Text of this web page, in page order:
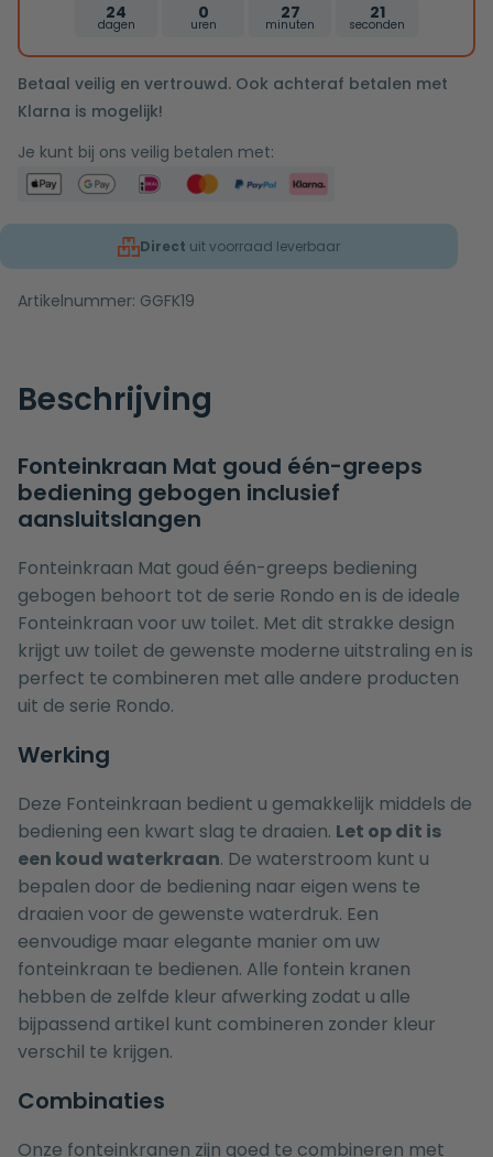
24
dagen
0
uren
27
minuten
21
seconden
Betaal veilig en vertrouwd. Ook achteraf betalen met
Klarna is mogelijk!
Je kunt bij ons veilig betalen met:
Direct uit voorraad leverbaar
Artikelnummer: GGFK19
Beschrijving
Fonteinkraan Mat goud één-greeps
bediening gebogen inclusief
aansluitslangen
Fonteinkraan Mat goud één-greeps bediening
gebogen behoort tot de serie Rondo en is de ideale
Fonteinkraan voor uw toilet. Met dit strakke design
krijgt uw toilet de gewenste moderne uitstraling en is
perfect te combineren met alle andere producten
uit de serie Rondo.
Werking
Deze Fonteinkraan bedient u gemakkelijk middels de
bediening een kwart slag te draaien. Let op dit is
een koud waterkraan. De waterstroom kunt u
bepalen door de bediening naar eigen wens te
draaien voor de gewenste waterdruk. Een
eenvoudige maar elegante manier om uw
fonteinkraan te bedienen. Alle fontein kranen
hebben de zelfde kleur afwerking zodat u alle
bijpassend artikel kunt combineren zonder kleur
verschil te krijgen.
Combinaties
Onze fonteinkranen zijn goed te combineren met